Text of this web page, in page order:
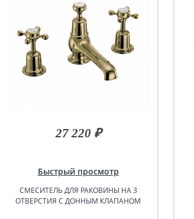
27 220 ₽
Быстрый просмотр
СМЕСИТЕЛЬ ДЛЯ РАКОВИНЫ НА 3
ОТВЕРСТИЯ С ДОННЫМ КЛАПАНОМ